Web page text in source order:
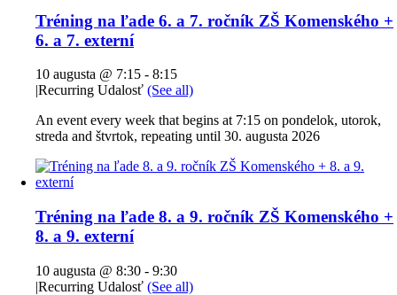
Tréning na ľade 6. a 7. ročník ZŠ Komenského +
6. a 7. externí
10 augusta @ 7:15 - 8:15
|Recurring Udalosť (See all)
An event every week that begins at 7:15 on pondelok, utorok,
streda and štvrtok, repeating until 30. augusta 2026
Tréning na ľade 8. a 9. ročník ZŠ Komenského +
8. a 9. externí
10 augusta @ 8:30 - 9:30
|Recurring Udalosť (See all)